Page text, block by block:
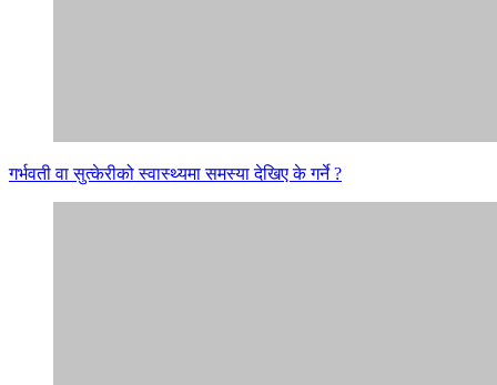
गर्भवती वा सुत्केरीको स्वास्थ्यमा समस्या देखिए के गर्ने ?